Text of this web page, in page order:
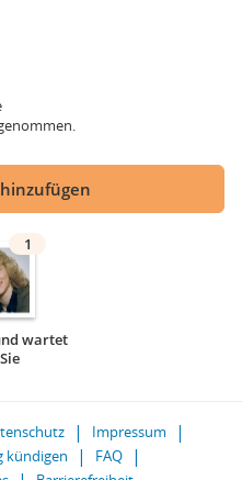
1
wartet
Impressum
kündigen
FAQ